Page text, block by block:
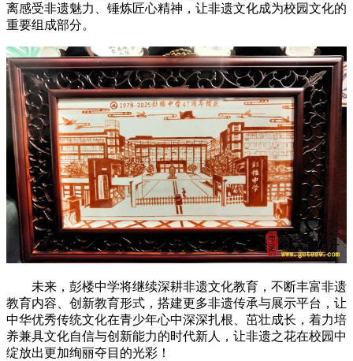
离感受非遗魅力、锤炼匠心精神，让非遗文化成为校园文化的
重要组成部分。
未来，彭楼中学将继续深耕非遗文化教育，不断丰富非遗
教育内容、创新教育形式，搭建更多非遗传承与展示平台，让
中华优秀传统文化在青少年心中深深扎根、茁壮成长，着力培
养兼具文化自信与创新能力的时代新人，让非遗之花在校园中
绽放出更加绚丽夺目的光彩！